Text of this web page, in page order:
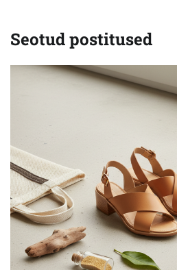
Seotud postitused